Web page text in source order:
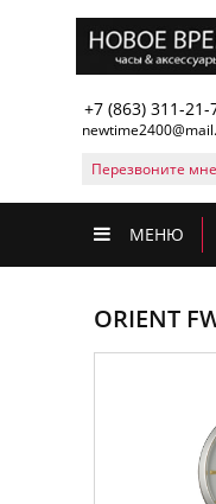
+7 (863) 311-21-
Перезвоните
МЕНЮ
ORIENT